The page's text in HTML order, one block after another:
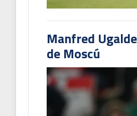
Manfred
de Moscú